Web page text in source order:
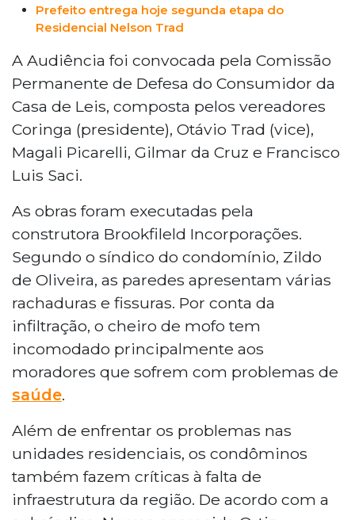
Prefeito entrega hoje segunda etapa do
Residencial Nelson Trad
A Audiência foi convocada pela Comissão
Permanente de Defesa do Consumidor da
Casa de Leis, composta pelos vereadores
Coringa (presidente), Otávio Trad (vice),
Magali Picarelli, Gilmar da Cruz e Francisco
Luis Saci.
As obras foram executadas pela
construtora Brookfileld Incorporações.
Segundo o síndico do condomínio, Zildo
de Oliveira, as paredes apresentam várias
rachaduras e fissuras. Por conta da
infiltração, o cheiro de mofo tem
incomodado principalmente aos
moradores que sofrem com problemas de
saúde.
Além de enfrentar os problemas nas
unidades residenciais, os condôminos
também fazem críticas à falta de
infraestrutura da região. De acordo com a